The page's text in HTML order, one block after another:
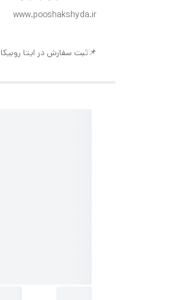
www.pooshakshyda.ir
📌ثبت سفارش در ایتا روبیکا تلگرام